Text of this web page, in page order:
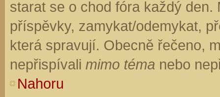
starat se o chod fóra každý
příspěvky, zamykat/odemykat,
která spravují. Obecně řečeno,
nepřispívali mimo téma nebo
Nahoru